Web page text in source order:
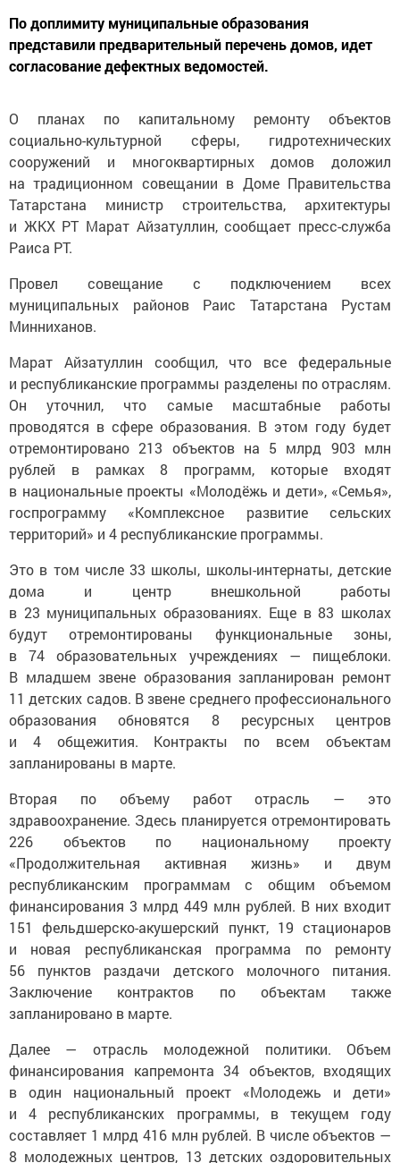
По доплимиту муниципальные образования
представили предварительный перечень домов, идет
согласование дефектных ведомостей.
О планах по капитальному ремонту объектов
социально-культурной сферы, гидротехнических
сооружений и многоквартирных домов доложил
на традиционном совещании в Доме Правительства
Татарстана министр строительства, архитектуры
и ЖКХ РТ Марат Айзатуллин, сообщает пресс-служба
Раиса РТ.
Провел совещание с подключением всех
муниципальных районов Раис Татарстана Рустам
Минниханов.
Марат Айзатуллин сообщил, что все федеральные
и республиканские программы разделены по отраслям.
Он уточнил, что самые масштабные работы
проводятся в сфере образования. В этом году будет
отремонтировано 213 объектов на 5 млрд 903 млн
рублей в рамках 8 программ, которые входят
в национальные проекты «Молодёжь и дети», «Семья»,
госпрограмму «Комплексное развитие сельских
территорий» и 4 республиканские программы.
Это в том числе 33 школы, школы-интернаты, детские
дома и центр внешкольной работы
в 23 муниципальных образованиях. Еще в 83 школах
будут отремонтированы функциональные зоны,
в 74 образовательных учреждениях — пищеблоки.
В младшем звене образования запланирован ремонт
11 детских садов. В звене среднего профессионального
образования обновятся 8 ресурсных центров
и 4 общежития. Контракты по всем объектам
запланированы в марте.
Вторая по объему работ отрасль — это
здравоохранение. Здесь планируется отремонтировать
226 объектов по национальному проекту
«Продолжительная активная жизнь» и двум
республиканским программам с общим объемом
финансирования 3 млрд 449 млн рублей. В них входит
151 фельдшерско-акушерский пункт, 19 стационаров
и новая республиканская программа по ремонту
56 пунктов раздачи детского молочного питания.
Заключение контрактов по объектам также
запланировано в марте.
Далее — отрасль молодежной политики. Объем
финансирования капремонта 34 объектов, входящих
в один национальный проект «Молодежь и дети»
и 4 республиканских программы, в текущем году
составляет 1 млрд 416 млн рублей. В числе объектов —
8 молодежных центров, 13 детских оздоровительных